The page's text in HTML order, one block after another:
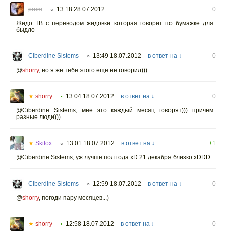
prom ○ 13:18 28.07.2012
0
Жидо ТВ с переводом жидовки которая говорит по бумажке для
быдло
Ciberdine Sistems ○ 13:49 18.07.2012 в ответ на ↓
0
@shorry, но я же тебе этого еще не говорил)))
★ shorry • 13:04 18.07.2012 в ответ на ↓
0
@Ciberdine Sistems, мне это каждый месяц говорят))) причем
разные люди)))
★ Skifox ○ 13:01 18.07.2012 в ответ на ↓
+1
@Ciberdine Sistems, уж лучше пол года xD 21 декабря близко xDDD
Ciberdine Sistems ○ 12:59 18.07.2012 в ответ на ↓
0
@shorry, погоди пару месяцев...)
★ shorry • 12:58 18.07.2012 в ответ на ↓
0